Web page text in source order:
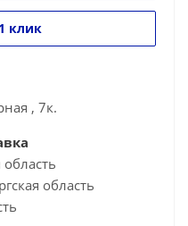
клик
, 7к.
область